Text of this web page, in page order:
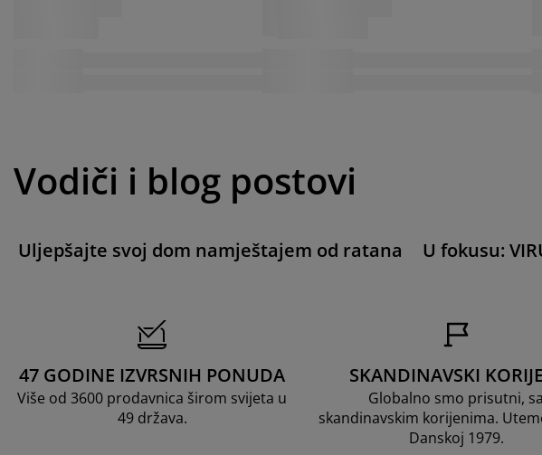
Vodiči i blog postovi
Uljepšajte svoj dom namještajem od ratana U fokusu:
47 GODINE IZVRSNIH PONUDA
Više od 3600 prodavnica širom svijeta u
49 država.
SKANDINAVSKI
Globalno smo prisutni, sa
skandinavskim korijenima.
Danskoj 1979.